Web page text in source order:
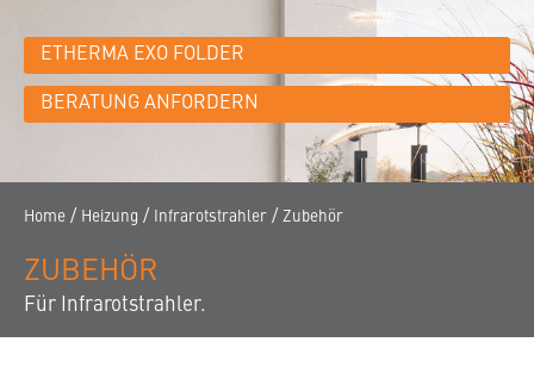
KONTAKT
KARRIERE
NEWSLETTER
ETHERMA EXO FOLDER
BERATUNG ANFORDERN
Home / Heizung / Infrarotstrahler / Zubehör
ZUBEHÖR
Für Infrarotstrahler.